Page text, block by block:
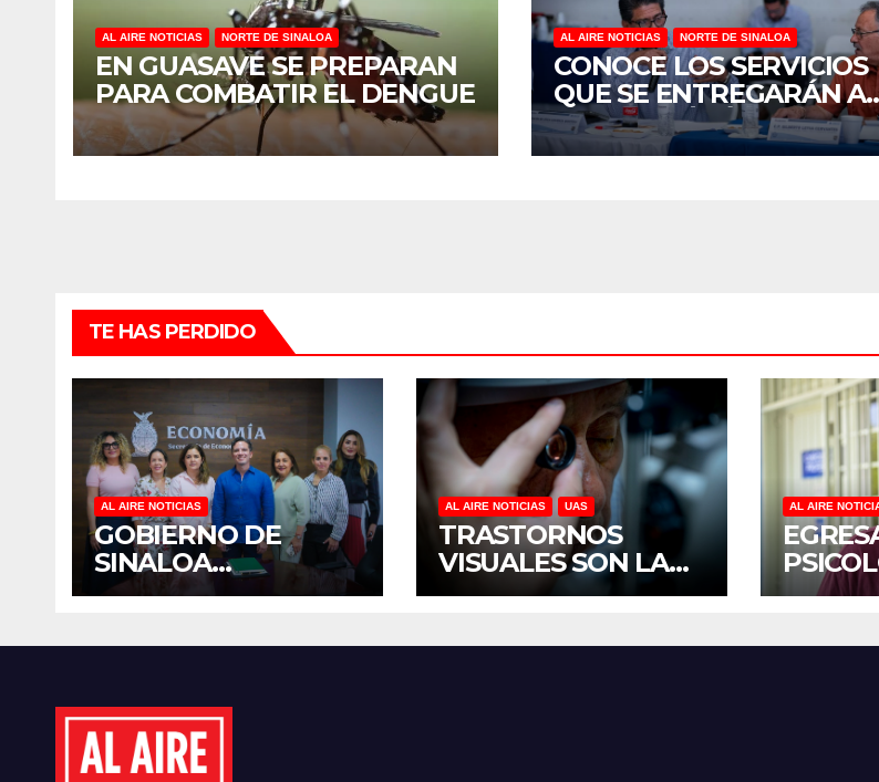
AL AIRE NOTICIAS NORTE DE SINALOA
EN GUASAVE SE PREPARAN
PARA COMBATIR EL DENGUE
AL AIRE NOTICIAS NORTE DE SINALOA
CONOCE LOS SERVICIOS
QUE SE ENTREGARÁN A
JUAN JOSÉ RÍOS
TE HAS PERDIDO
AL AIRE NOTICIAS
GOBIERNO DE
SINALOA
FORTALECE
MUJERES
CULIACÁN
AL AIRE NOTICIAS UAS
TRASTORNOS
VISUALES SON LA
TERCERA CAUSA DE
MÉXICO, REVELA
AL AIRE
UAS
Y